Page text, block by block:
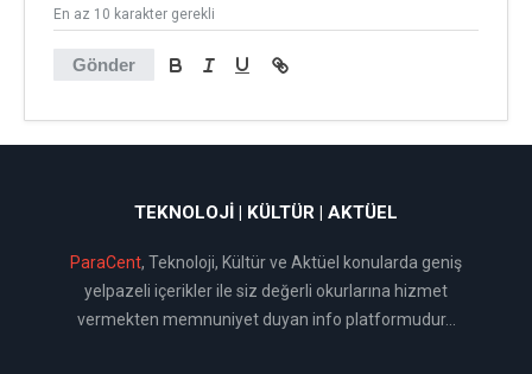
Gönder
En az 10 karakter gerekli
TEKNOLOJI | KÜLTÜR | AKTÜEL
ParaCent, Teknoloji, Kültür ve Aktüel konularda geniş
yelpazeli içerikler ile siz değerli okurlarına hizmet
vermekten memnuniyet duyan info platformudur...